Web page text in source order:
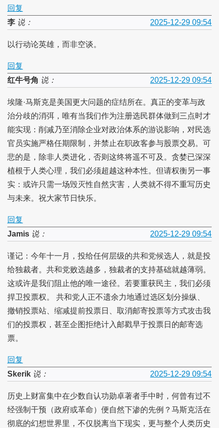
回复
李说： 2025-12-29 09:54
以行动论英雄，而非空谈。
回复
红牛号角 说： 2025-12-29 09:54
埃隆·马斯克是美国更大问题的症结所在。真正的变革与政
治分歧的消弭，唯有当我们作为注册选民群体做到三点时才
能实现：削减乃至消除企业对政治体系的游说影响，对民选
官员实施严格任期限制，并禁止在职政客参与股票交易。可
悲的是，除非人类进化，否则这终将遥不可及。贪婪已深深
植根于人类心理，我们必须超越这种本性。但请权衡另一事
实：或许只需一场毁灭性自然灾害，人类就不得不重写历史
与未来。祝大家节日快乐。
回复
Jamis说： 2025-12-29 09:54
谨记：今年十一月，投给任何层级的共和党候选人，就是投
给独裁者。共和党败选越多，独裁者的支持基础就越薄弱。
这或许是我们阻止他的唯一途径。若要重获民主，我们必须
捍卫投票权。 共和党人正不遗余力地通过选区划分操纵、
撤销投票站、缩减提前投票日、取消邮寄投票等方式攻击我
们的投票权，甚至企图拒绝计入邮戳早于投票日的邮寄选
票。
回复
Skerik说： 2025-12-29 09:54
历史上财富集中在少数自认功勋卓著者手中时，何曾有过不
经强制干预（政府或革命）便自然下渗的先例？马斯克活在
彻底的幻想世界里，不仅脱离当下现实，更与整个人类历史